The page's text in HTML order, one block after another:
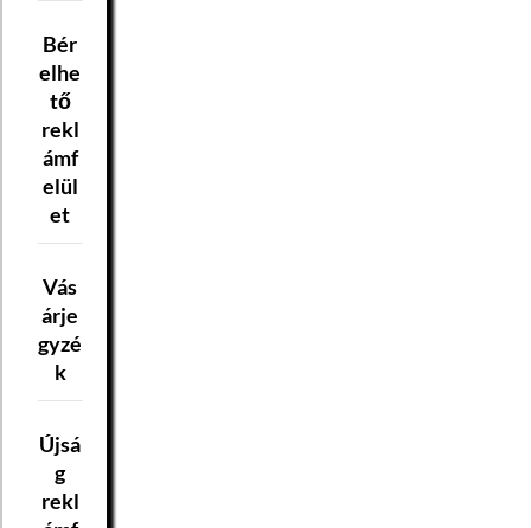
Bér
elhe
tő
rekl
ámf
elül
et
Vás
árje
gyzé
k
Újsá
g
rekl